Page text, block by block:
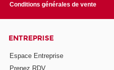
Conditions générales de vente
ENTREPRISE
Espace Entreprise
Prenez RDV